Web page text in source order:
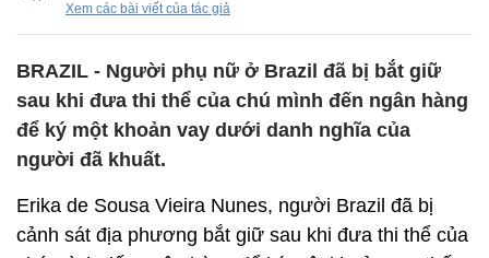
Xem các bài viết của tác giả
BRAZIL - Người phụ nữ ở Brazil đã bị bắt giữ
sau khi đưa thi thể của chú mình đến ngân hàng
để ký một khoản vay dưới danh nghĩa của
người đã khuất.
Erika de Sousa Vieira Nunes, người Brazil đã bị
cảnh sát địa phương bắt giữ sau khi đưa thi thể của